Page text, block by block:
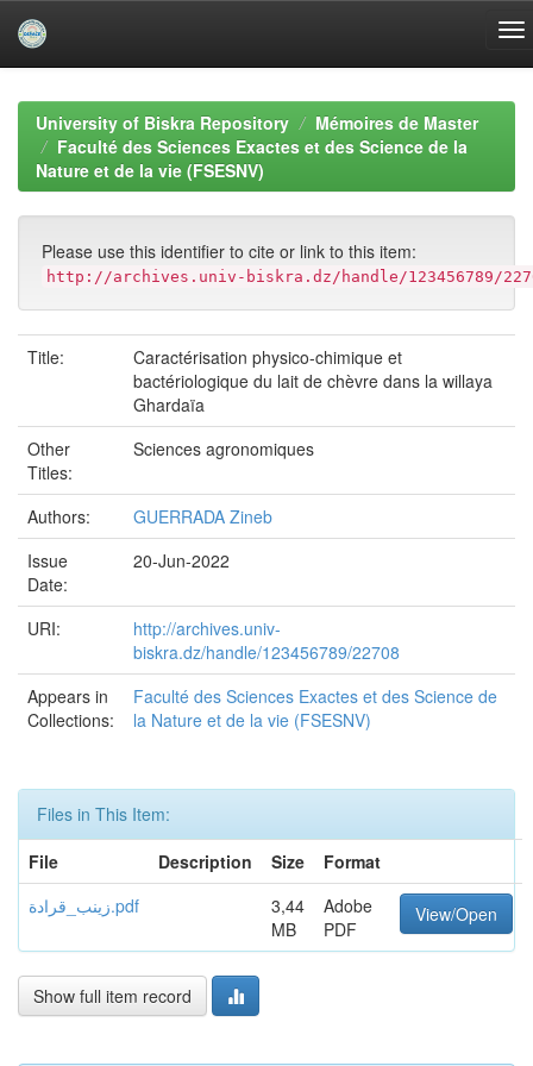
navigationUniversity of Biskra Repository
Mémoires de Master
Faculté des Sciences Exactes et des Science de la
Nature et de la vie (FSESNV)
Please use this identifier to cite or link to this item:
http://archives.univ-biskra.dz/handle/123456789/
Title:
Caractérisation physico-chimique et
bactériologique du lait de chèvre dans la willaya
Ghardaïa
Other
Titles:
Sciences agronomiques
Authors:
GUERRADA Zineb
Issue
Date:
20-Jun-2022
URI:
http://archives.univ-
biskra.dz/handle/123456789/22708
Appears in
Collections:
Faculté des Sciences Exactes et des Science de
la Nature et de la vie (FSESNV)
Files in This Item:
File
Description Size
Format
زينب_قرادة.pdf
3,44
MB
Adobe
PDF
View/Open
Show full item record